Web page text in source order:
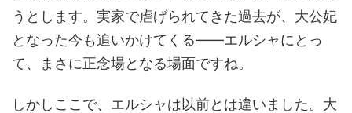
うとします。実家で虐げられてきた過去が、大公妃
となった今も追いかけてくる――エルシャにとっ
て、まさに正念場となる場面ですね。
しかしここで、エルシャは以前とは違いました。大